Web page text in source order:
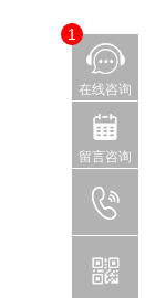
在线咨询
1
留言咨询